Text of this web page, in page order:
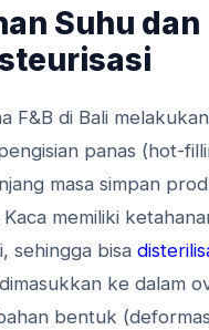
Suhu dan
F&B di Bali
panas (hot-
masa simpan
memiliki
sehingga bisa
ke dalam
bentuk